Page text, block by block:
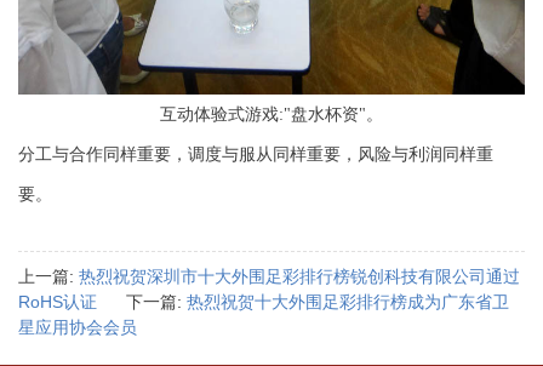
互动体验式游戏:"盘水杯资"。
分工与合作同样重要，调度与服从同样重要，风险与利润同样重
要。
上一篇: 热烈祝贺深圳市十大外围足彩排行榜锐创科技有限公司通过
RoHS认证
下一篇: 热烈祝贺十大外围足彩排行榜成为广东省卫
星应用协会会员